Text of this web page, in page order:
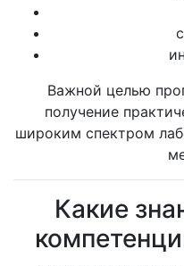
Важной целью
получение
широким спектром
Какие